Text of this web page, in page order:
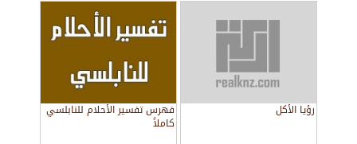
رؤيا الأكل فهرس تفسير الأحلام للنابلسي
كاملاً